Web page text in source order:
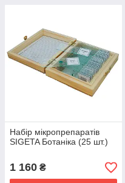
Набір мікропрепаратів
SIGETA Ботаніка (25 шт.)
1 160 ₴